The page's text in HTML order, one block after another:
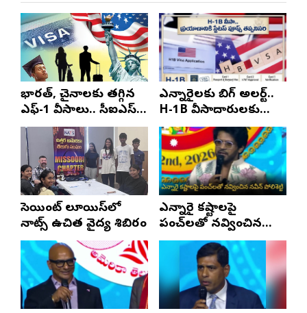
భారత్, చైనాలకు తగ్గిన
ఎఫ్-1 వీసాలు.. సీఐఎస్
నివేదిక..!
ఎన్నారైలకు బిగ్ అలర్ట్..
H-1B వీసాదారులకు
ప్రయాణ సమయంలో
స్టేటస్ ప్రూఫ్స్ తప్పనిసరి..!
సెయింట్ లూయిస్‌లో
నాట్స్ ఉచిత వైద్య శిబిరం
ఎన్నారై కష్టాలపై
పంచ్‌లతో నవ్వించిన
నవీన్ పోలిశెట్టి